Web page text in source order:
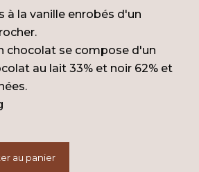
à la vanille enrobés d'un
chocolat se compose d'un
au lait 33% et noir 62% et
au panier